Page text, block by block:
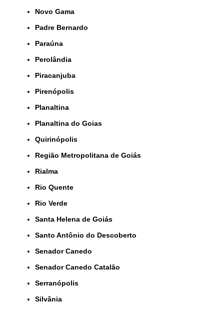
Novo Gama
Padre Bernardo
Paraúna
Perolândia
Piracanjuba
Pirenópolis
Planaltina
Planaltina do Goias
Quirinópolis
Região Metropolitana de Goiás
Rialma
Rio Quente
Rio Verde
Santa Helena de Goiás
Santo Antônio do Descoberto
Senador Canedo
Senador Canedo Catalão
Serranópolis
Silvânia